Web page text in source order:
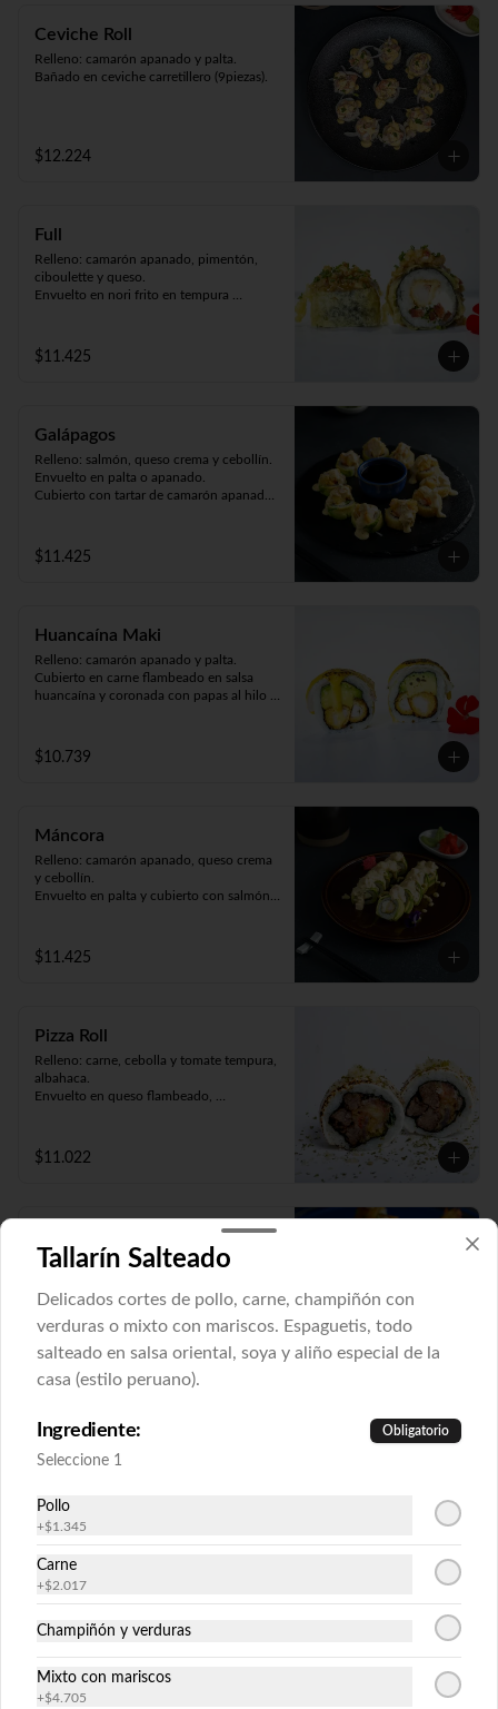
Ceviche Roll
Relleno: camarón apanado y palta.
Bañado en ceviche carretillero (9piezas).
$12.224
Full
Relleno: camarón apanado, pimentón,
ciboulette y queso.
Envuelto en nori frito en tempura
$11.425
Galápagos
Relleno: salmón, queso crema y cebollín.
Envuelto en palta o apanado.
Cubierto con tartar de camarón apanado
$11.425
Huancaína Maki
Relleno: camarón apanado y palta.
Cubierto en carne flambeado en salsa
huancaína y coronada con papas al hilo
$10.739
Máncora
Relleno: camarón apanado, queso crema
y cebollín.
Envuelto en palta y cubierto con salmón
$11.425
Pizza Roll
Relleno: carne, cebolla y tomate tempura,
albahaca.
Envuelto en queso flambeado,
$11.022
Relleno: pollo teriyaki, queso crema y
Envuelto en plátano frito bañado en salsa
ciboulette (9piezas).
$11.425
Tartar Roll
Relleno: camarón apanado, palta.
de mariscos y verduras de olivo (9piezas).
$11.425
Tulum
Relleno: tartar de salmón, spicy, queso
crema, palta y ciboulette.
Envuelto en nori tempurizado servido con
Tallarín Salteado
Delicados cortes de pollo, carne, champiñón con
verduras o mixto con mariscos. Espaguetis, todo
salteado en salsa oriental, soya y aliño especial de la
casa (estilo peruano).
Ingrediente: Obligatorio
Seleccione 1
Pollo
+$1.345
Carne
+$2.017
Champiñón y verduras
Mixto con mariscos
+$4.705